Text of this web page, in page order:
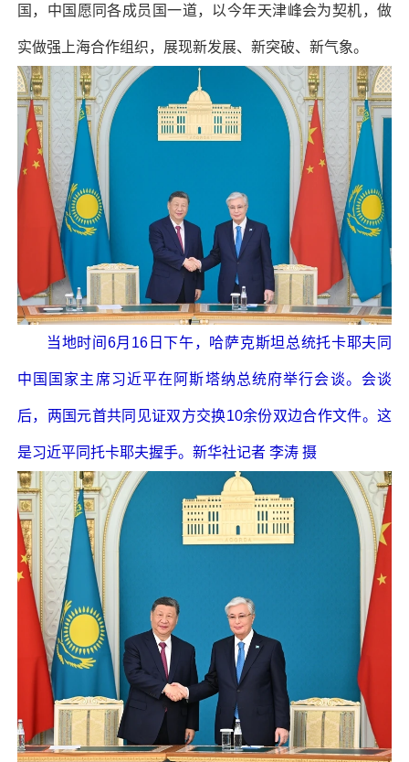
国，中国愿同各成员国一道，以今年天津峰会为契机，做
实做强上海合作组织，展现新发展、新突破、新气象。
当地时间6月16日下午，哈萨克斯坦总统托卡耶夫同
中国国家主席习近平在阿斯塔纳总统府举行会谈。会谈
后，两国元首共同见证双方交换10余份双边合作文件。这
是习近平同托卡耶夫握手。新华社记者 李涛 摄